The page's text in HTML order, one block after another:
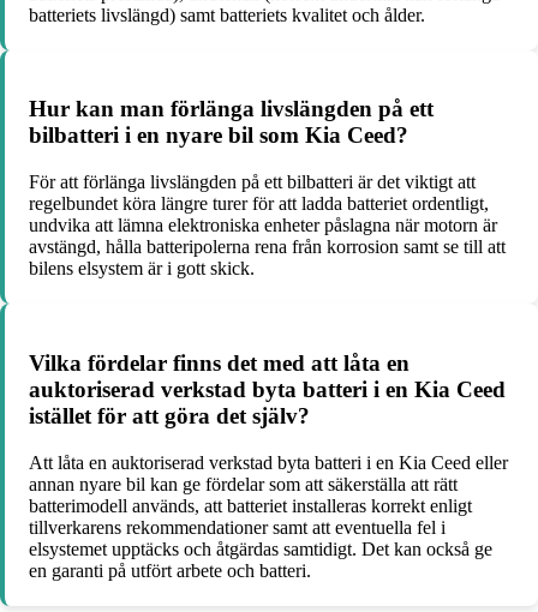
batteriets livslängd) samt batteriets kvalitet och ålder.
Hur kan man förlänga livslängden på ett
bilbatteri i en nyare bil som Kia Ceed?
För att förlänga livslängden på ett bilbatteri är det viktigt att
regelbundet köra längre turer för att ladda batteriet ordentligt,
undvika att lämna elektroniska enheter påslagna när motorn är
avstängd, hålla batteripolerna rena från korrosion samt se till att
bilens elsystem är i gott skick.
Vilka fördelar finns det med att låta en
auktoriserad verkstad byta batteri i en Kia Ceed
istället för att göra det själv?
Att låta en auktoriserad verkstad byta batteri i en Kia Ceed eller
annan nyare bil kan ge fördelar som att säkerställa att rätt
batterimodell används, att batteriet installeras korrekt enligt
tillverkarens rekommendationer samt att eventuella fel i
elsystemet upptäcks och åtgärdas samtidigt. Det kan också ge
en garanti på utfört arbete och batteri.